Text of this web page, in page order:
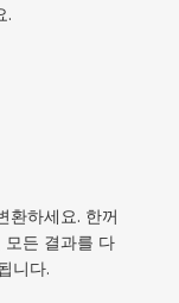
.
환하세요. 한꺼
모든 결과를 다
니다.